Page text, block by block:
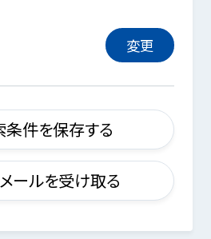
変更
条件を保存する
ールを受け取る